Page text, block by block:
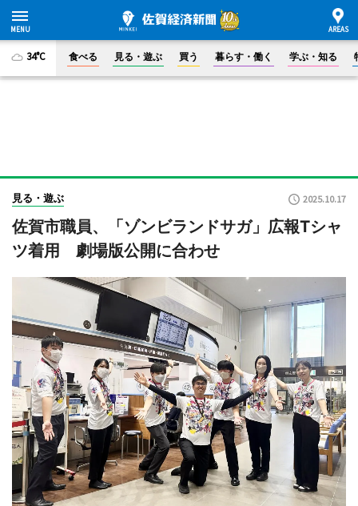
34°C 食べる 見る・遊ぶ 買う 暮らす・働く 学ぶ・知る
見る・遊ぶ 2025.10.17
佐賀市職員、「ゾンビランドサガ」広報Tシャ
ツ着用 劇場版公開に合わせ